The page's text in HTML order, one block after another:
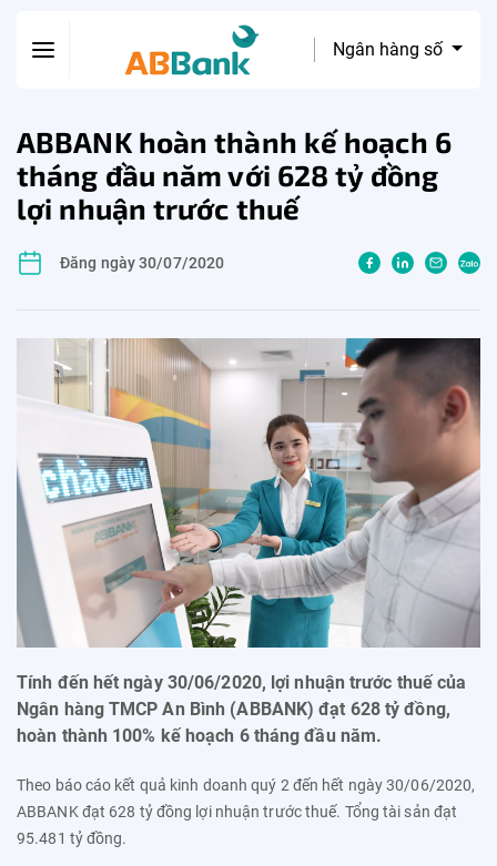
Ngân hàng số
ABBANK hoàn thành kế hoạch 6
tháng đầu năm với 628 tỷ đồng
lợi nhuận trước thuế
Đăng ngày 30/07/2020
Tính đến hết ngày 30/06/2020, lợi nhuận trước thuế của
Ngân hàng TMCP An Bình (ABBANK) đạt 628 tỷ đồng,
hoàn thành 100% kế hoạch 6 tháng đầu năm.
Theo báo cáo kết quả kinh doanh quý 2 đến hết ngày 30/06/2020,
ABBANK đạt 628 tỷ đồng lợi nhuận trước thuế. Tổng tài sản đạt
95.481 tỷ đồng.